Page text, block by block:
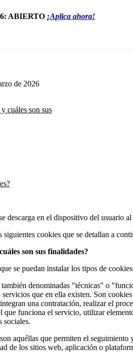
ABIERTO ¡Aplica ahora!
de 2026
cuáles son sus
descarga en el dispositivo del usuario
cookies que se detallan a
son sus finalidades?
se puedan instalar los tipos de
también denominadas "técnicas" o
servicios que en ella existen. Son
una contratación, realizar el
que funciona el servicio, utilizar
sociales.
aquéllas que permiten el
de los sitios web, aplicación o